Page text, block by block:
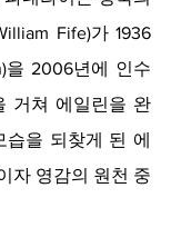
Fife)가 1936
을 2006년에 인수
거쳐 에일린을 완
을 되찾게 된 에
자 영감의 원천 중